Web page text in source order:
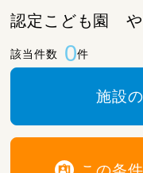
認定こども園 や
該当件数 0件
施設